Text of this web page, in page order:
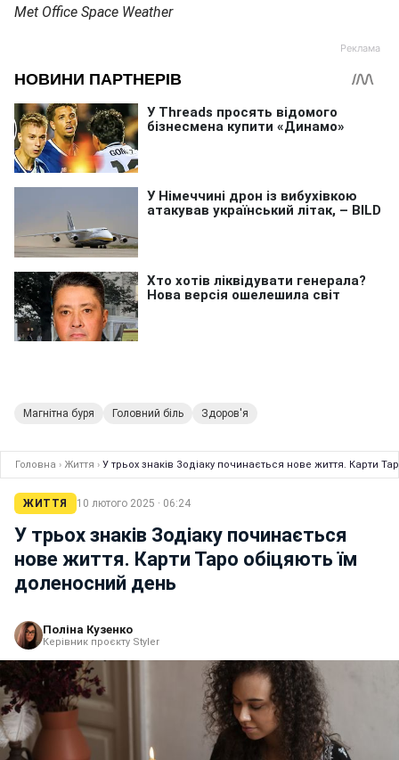
Met Office Space Weather
Магнітна буря Головний біль Здоров'я
Головна › Життя › У трьох знаків Зодіаку починається нове життя. Карти
ЖИТТЯ 10 лютого 2025 · 06:24
У трьох знаків Зодіаку починається
нове життя. Карти Таро обіцяють їм
доленосний день
Поліна Кузенко
Керівник проєкту Styler